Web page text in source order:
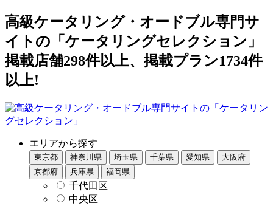
高級ケータリング・オードブル専門サ
イトの「ケータリングセレクション」
掲載店舗298件以上、掲載プラン1734件
以上!
エリアから探す
東京都 神奈川県 埼玉県 千葉県 愛知県
大阪府
京都府
兵庫県 福岡県
千代田区
中央区